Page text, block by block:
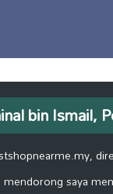
bin Ismail,
saya